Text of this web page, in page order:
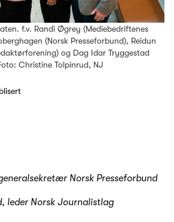
f.v. Randi Øgrey (Mediebedriftenes
(Norsk Presseforbund), Reidun
og Dag Idar Tryggestad
Christine Tolpinrud, NJ
Norsk Presseforbund
leder Norsk Journalistlag